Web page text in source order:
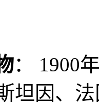
： 1900
坦因、